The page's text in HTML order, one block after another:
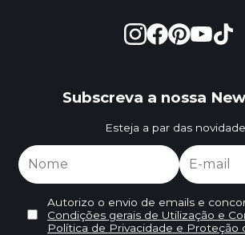
Subscreva a nossa
Esteja a par das
Autorizo o envio de emails e
Condições gerais de Utilização e
Política de Privacidade e Proteção